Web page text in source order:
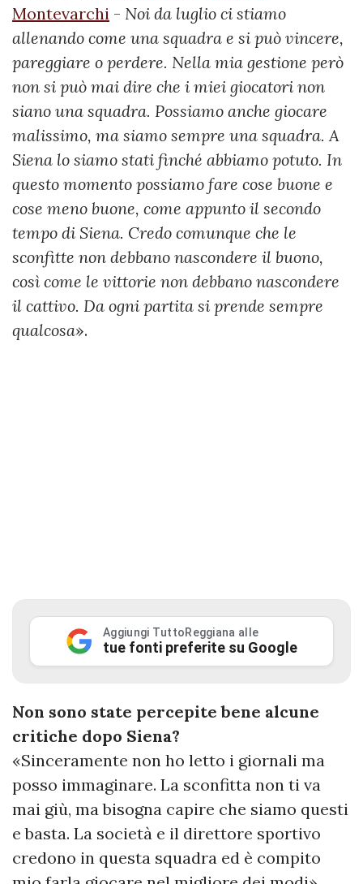
Montevarchi - Noi da luglio ci stiamo
allenando come una squadra e si può vincere,
pareggiare o perdere. Nella mia gestione però
non si può mai dire che i miei giocatori non
siano una squadra. Possiamo anche giocare
malissimo, ma siamo sempre una squadra. A
Siena lo siamo stati finché abbiamo potuto. In
questo momento possiamo fare cose buone e
cose meno buone, come appunto il secondo
tempo di Siena. Credo comunque che le
sconfitte non debbano nascondere il buono,
così come le vittorie non debbano nascondere
il cattivo. Da ogni partita si prende sempre
qualcosa».
Aggiungi TuttoReggiana alle
tue fonti preferite su Google
Non sono state percepite bene alcune
critiche dopo Siena?
«Sinceramente non ho letto i giornali ma
posso immaginare. La sconfitta non ti va
mai giù, ma bisogna capire che siamo questi
e basta. La società e il direttore sportivo
credono in questa squadra ed è compito